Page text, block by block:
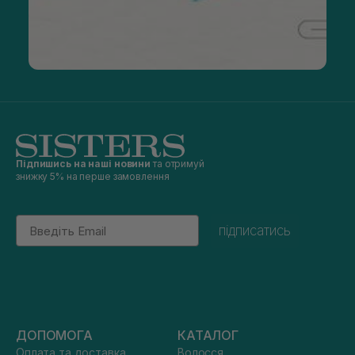
Підпишись на наші новини та отримуй
знижку 5% на перше замовлення
Email
підписатись
ДОПОМОГА
Оплата та доставка
КАТАЛОГ
Волосся